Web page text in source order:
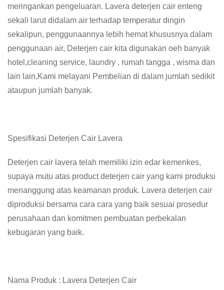
meringankan pengeluaran. Lavera deterjen cair enteng
sekali larut didalam air terhadap temperatur dingin
sekalipun, penggunaannya lebih hemat khususnya dalam
penggunaan air, Deterjen cair kita digunakan oeh banyak
hotel,cleaning service, laundry , rumah tangga , wisma dan
lain lain,Kami melayani Pembelian di dalam jumlah sedikit
ataupun jumlah banyak.
Spesifikasi Deterjen Cair Lavera
Deterjen cair lavera telah memiliki izin edar kemenkes,
supaya mutu atas product deterjen cair yang kami produksi
menanggung atas keamanan produk. Lavera deterjen cair
diproduksi bersama cara cara yang baik sesuai prosedur
perusahaan dan komitmen pembuatan perbekalan
kebugaran yang baik.
Nama Produk : Lavera Deterjen Cair